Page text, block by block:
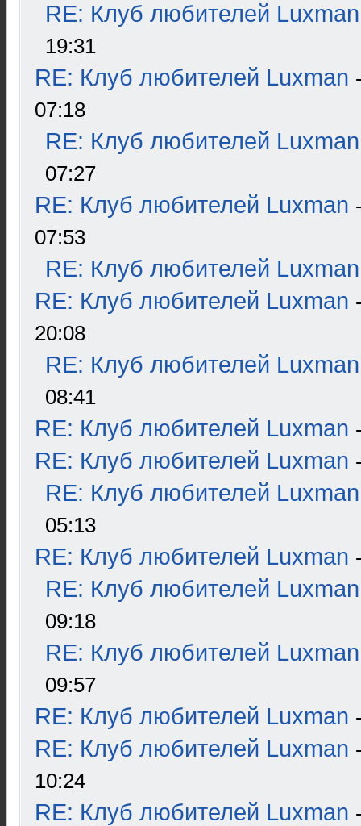
RE: Клуб любителей Luxman
19:31
RE: Клуб любителей Luxman
07:18
RE: Клуб любителей Luxman
07:27
RE: Клуб любителей Luxman
07:53
RE: Клуб любителей Luxman
RE: Клуб любителей Luxman
20:08
RE: Клуб любителей Luxman
08:41
RE: Клуб любителей Luxman
RE: Клуб любителей Luxman
RE: Клуб любителей Luxman
05:13
RE: Клуб любителей Luxman
RE: Клуб любителей Luxman
09:18
RE: Клуб любителей Luxman
09:57
RE: Клуб любителей Luxman
RE: Клуб любителей Luxman
10:24
RE: Клуб любителей Luxman